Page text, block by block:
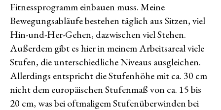
Fitnessprogramm einbauen muss. Meine
Bewegungsabläufe bestehen täglich aus Sitzen, viel
Hin-und-Her-Gehen, dazwischen viel Stehen.
Außerdem gibt es hier in meinem Arbeitsareal viele
Stufen, die unterschiedliche Niveaus ausgleichen.
Allerdings entspricht die Stufenhöhe mit ca. 30 cm
nicht dem europäischen Stufenmaß von ca. 15 bis
20 cm, was bei oftmaligem Stufenüberwinden bei